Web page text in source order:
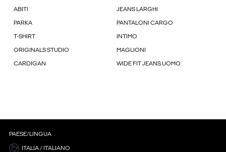
ABITI JEANS LARGHI
PARKA PANTALONI CARGO
T-SHIRT INTIMO
ORIGINALS STUDIO MAGLIONI
CARDIGAN WIDE FIT JEANS UOMO
PAESE/LINGUA
ITALIA / ITALIANO